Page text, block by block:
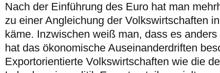
Nach der Einführung des Euro hat man
zu einer Angleichung der Volkswirtschaften
käme. Inzwischen weiß man, dass es
hat das ökonomische Auseinanderdriften
Exportorientierte Volkswirtschaften wie die